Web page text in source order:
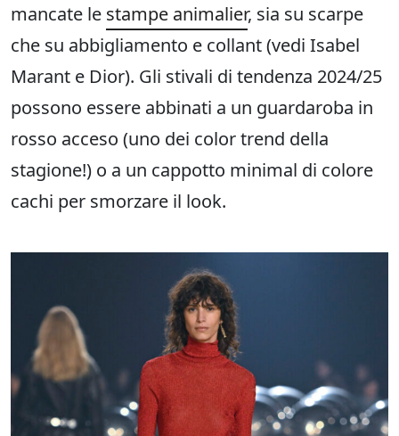
mancate le stampe animalier, sia su scarpe
che su abbigliamento e collant (vedi Isabel
Marant e Dior). Gli stivali di tendenza 2024/25
possono essere abbinati a un guardaroba in
rosso acceso (uno dei color trend della
stagione!) o a un cappotto minimal di colore
cachi per smorzare il look.